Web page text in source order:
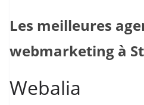
Les meilleures
webmarketing à
Webalia